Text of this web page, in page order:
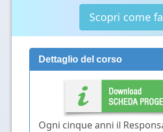
Scopri come
Dettaglio del corso
Ogni cinque anni il